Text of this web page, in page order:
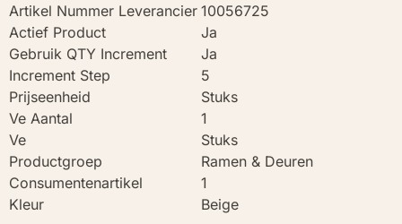
Artikel Nummer Leverancier 10056725
Actief Product
Ja
Gebruik QTY Increment
Ja
Increment Step
5
Prijseenheid
Stuks
Ve Aantal
1
Ve
Stuks
Productgroep
Ramen & Deuren
Consumentenartikel
1
Kleur
Beige